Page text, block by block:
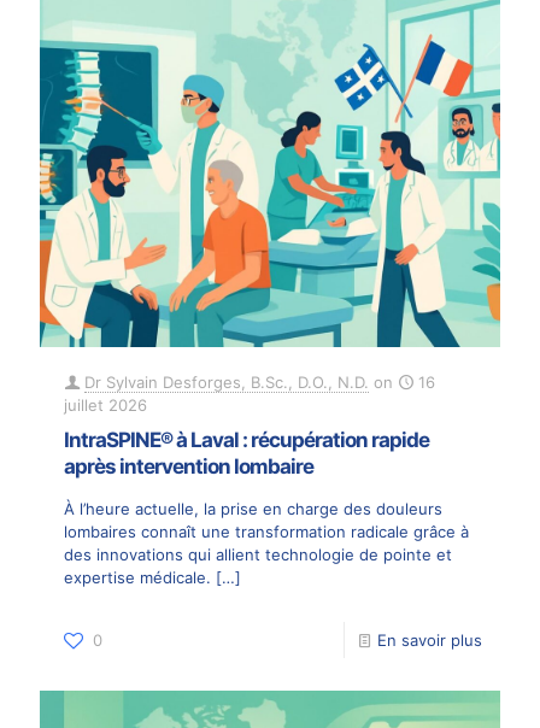
Dr Sylvain Desforges, B.Sc., D.O., N.D. on
16
juillet 2026
IntraSPINE® à Laval : récupération rapide
après intervention lombaire
À l’heure actuelle, la prise en charge des douleurs
lombaires connaît une transformation radicale grâce à
des innovations qui allient technologie de pointe et
expertise médicale. […]
0 En savoir plus